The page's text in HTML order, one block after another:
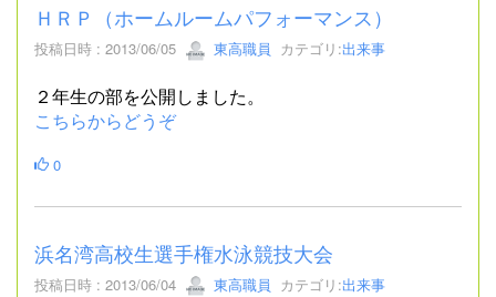
ＨＲＰ（ホームルームパフォーマンス）
投稿日時 : 2013/06/05 東高職員 カテゴリ:出来事
２年生の部を公開しました。
こちらからどうぞ
0
浜名湾高校生選手権水泳競技大会
投稿日時 : 2013/06/04 東高職員 カテゴリ:出来事